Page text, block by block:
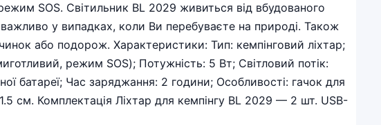
SOS. Світильник BL 2029 живиться від вбудованого
у випадках, коли Ви перебуваєте на природі. Також
або подорож. Характеристики: Тип: кемпінговий ліхтар;
режим SOS); Потужність: 5 Вт; Світловий потік:
батареї; Час заряджання: 2 години; Особливості: гачок для
см. Комплектація Ліхтар для кемпінгу BL 2029 — 2 шт. USB-